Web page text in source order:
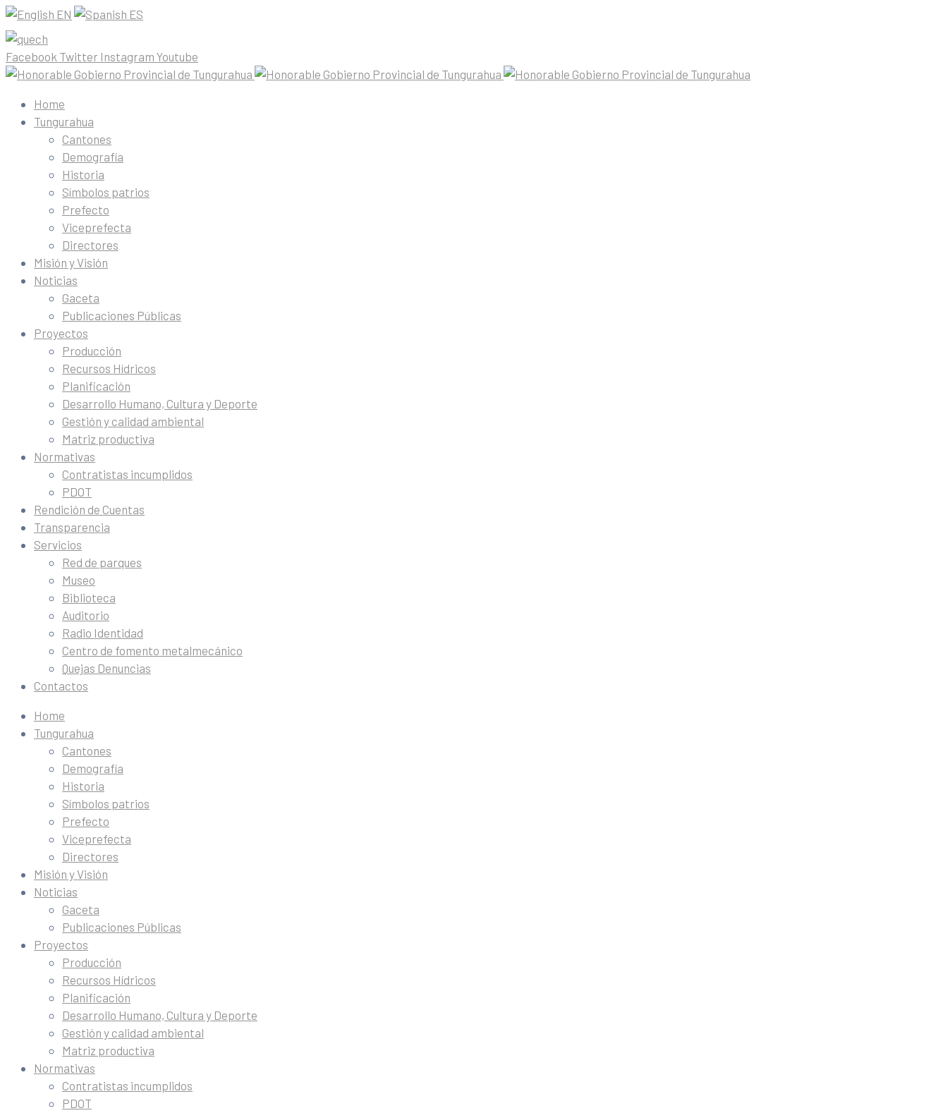
EN ES
Facebook Twitter Instagram Youtube
Home
Tungurahua
Cantones
Demografía
Historia
Símbolos patrios
Prefecto
Viceprefecta
Directores
Misión y Visión
Noticias
Gaceta
Publicaciones Públicas
Proyectos
Producción
Recursos Hídricos
Planificación
Desarrollo Humano, Cultura y Deporte
Gestión y calidad ambiental
Matriz productiva
Normativas
Contratistas incumplidos
PDOT
Rendición de Cuentas
Transparencia
Servicios
Red de parques
Museo
Biblioteca
Auditorio
Radio Identidad
Centro de fomento metalmecánico
Quejas Denuncias
Contactos
Home
Tungurahua
Cantones
Demografía
Historia
Símbolos patrios
Prefecto
Viceprefecta
Directores
Misión y Visión
Noticias
Gaceta
Publicaciones Públicas
Proyectos
Producción
Recursos Hídricos
Planificación
Desarrollo Humano, Cultura y Deporte
Gestión y calidad ambiental
Matriz productiva
Normativas
Contratistas incumplidos
PDOT